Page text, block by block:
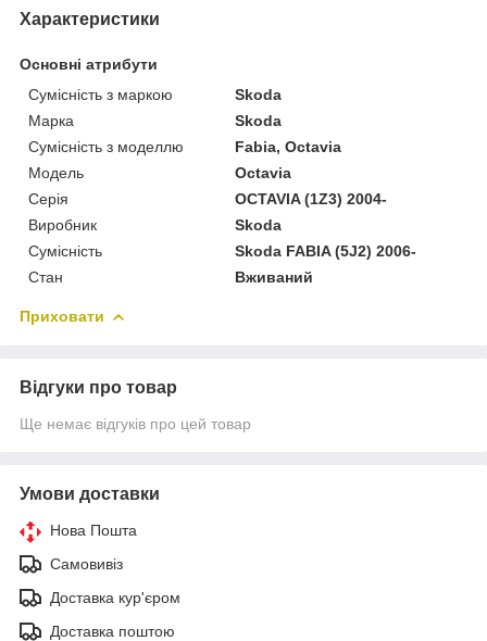
Характеристики
Основні атрибути
Сумісність з маркою
Skoda
Марка
Skoda
Сумісність з моделлю
Fabia, Octavia
Модель
Octavia
Серія
OCTAVIA (1Z3) 2004-
Виробник
Skoda
Сумісність
Skoda FABIA (5J2) 2006-
Стан
Вживаний
Приховати
Відгуки про товар
Ще немає відгуків про цей товар
Умови доставки
Нова Пошта
Самовивіз
Доставка кур'єром
Доставка поштою